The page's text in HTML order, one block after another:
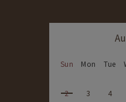
Sun Mon Tue
2
3 4